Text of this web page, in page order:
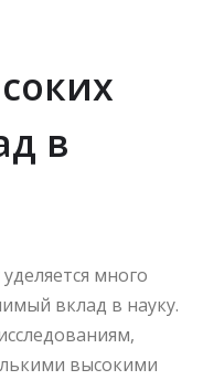
в
много
вклад в науку.
высокими